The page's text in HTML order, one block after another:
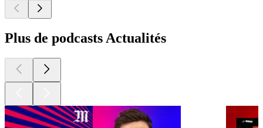
Plus de podcasts Actualités